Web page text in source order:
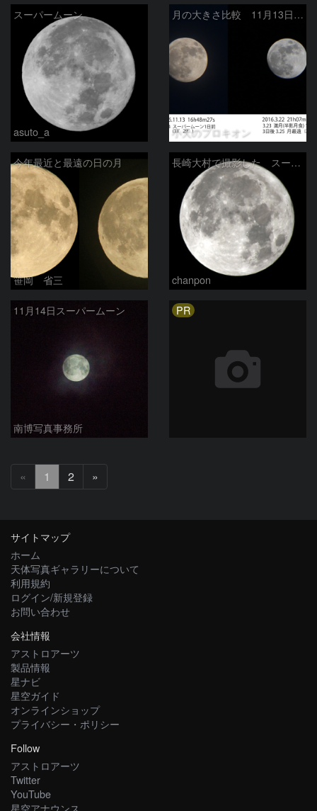
スーパームーン
asuto_a
月の大きさ比較 11月13日と3月22日
小犬のプロキオン
今年最近と最遠の日の月
笹岡 省三
長崎大村で撮影した スーパームーン
chanpon
11月14日スーパームーン
南博写真事務所
PR
« 1 2 »
へ
サイトマップ
ホーム
天体写真ギャラリーについて
利用規約
ログイン/新規登録
お問い合わせ
会社情報
アストロアーツ
製品情報
星ナビ
星空ガイド
オンラインショップ
プライバシー・ポリシー
Follow
アストロアーツ
Twitter
YouTube
星空アナウンス